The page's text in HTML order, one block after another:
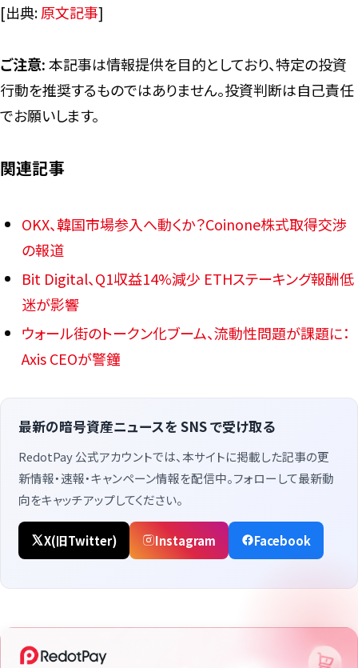
[出典:原文記事]
ご注意:本記事は情報提供を目的としており、特定の投資
行動を推奨するものではありません。投資判断は自己責任
でお願いします。
関連記事
OKX、韓国市場参入へ動くか？Coinone株式取得交渉
の報道
Bit Digital、Q1収益14%減少 ETHステーキング報酬低
迷が影響
ウォール街のトークン化ブーム、流動性問題が課題に：
Axis CEOが警鐘
最新の暗号資産ニュースを SNS で受け取る
RedotPay 公式アカウントでは、本サイトに掲載した記事の更
新情報・速報・キャンペーン情報を配信中。フォローして最新動
向をキャッチアップしてください。
X(旧Twitter) Instagram Facebook